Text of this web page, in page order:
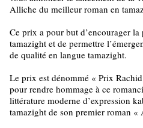
Alliche du meilleur roman en
Ce prix a pour but d’encourager
tamazight et de permettre
de qualité en langue tamazight.
Le prix est dénommé « Prix
pour rendre hommage à ce
littérature moderne d’expression
tamazight de son premier roman «